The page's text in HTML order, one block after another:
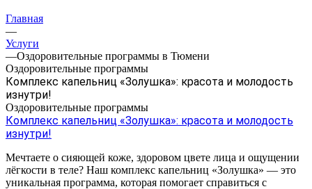
Главная
—
Услуги
—Оздоровительные программы в Тюмени
Оздоровительные программы
Комплекс капельниц «Золушка»: красота и молодость
изнутри!
Оздоровительные программы
Комплекс капельниц «Золушка»: красота и молодость
изнутри!
Мечтаете о сияющей коже, здоровом цвете лица и ощущении
лёгкости в теле? Наш комплекс капельниц «Золушка» — это
уникальная программа, которая помогает справиться с